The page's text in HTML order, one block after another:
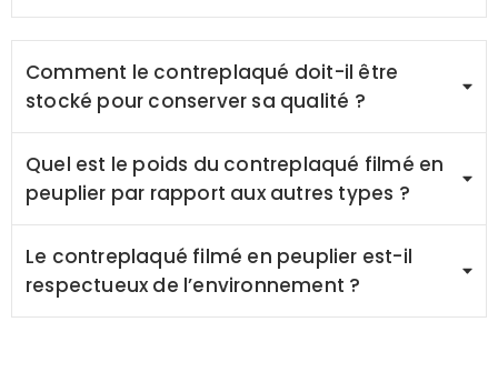
Comment le contreplaqué doit-il être
stocké pour conserver sa qualité ?
Quel est le poids du contreplaqué filmé en
peuplier par rapport aux autres types ?
Le contreplaqué filmé en peuplier est-il
respectueux de l’environnement ?